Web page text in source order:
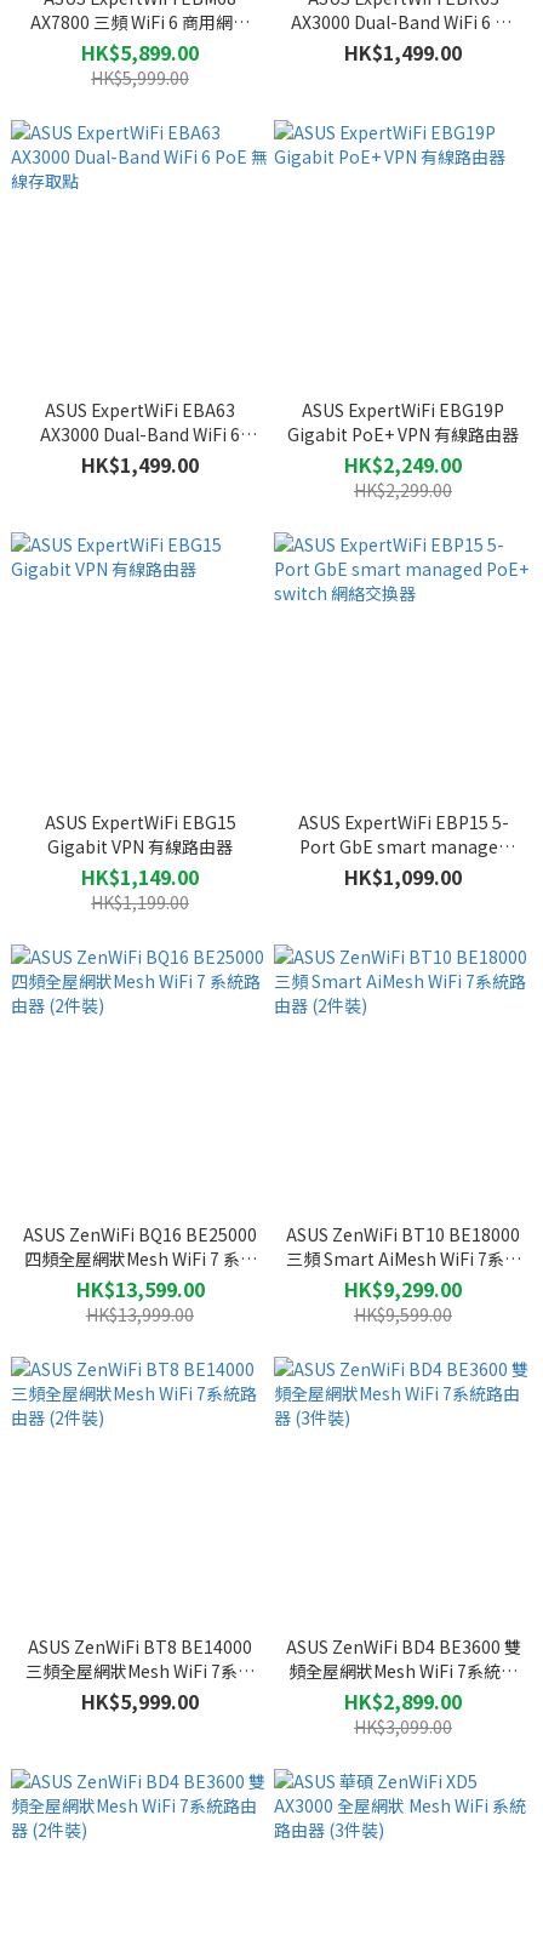
AX7800 三頻 WiFi 6 商用網狀
網路系統路由器 (2件裝)
HK$5,899.00
HK$5,999.00
AX3000 Dual-Band WiFi 6 All
in One Access Point with
Router
HK$1,499.00
ASUS ExpertWiFi EBA63
AX3000 Dual-Band WiFi 6
PoE 無線存取點
HK$1,499.00
ASUS ExpertWiFi EBG19P
Gigabit PoE+ VPN 有線路由器
HK$2,249.00
HK$2,299.00
ASUS ExpertWiFi EBG15
Gigabit VPN 有線路由器
HK$1,149.00
HK$1,199.00
ASUS ExpertWiFi EBP15 5-
Port GbE smart managed
PoE+ switch 網絡交換器
HK$1,099.00
ASUS ZenWiFi BQ16 BE25000
四頻全屋網狀Mesh WiFi 7 系統
路由器 (2件裝)
HK$13,599.00
HK$13,999.00
ASUS ZenWiFi BT10 BE18000
三頻 Smart AiMesh WiFi 7系統
路由器 (2件裝)
HK$9,299.00
HK$9,599.00
ASUS ZenWiFi BT8 BE14000
三頻全屋網狀Mesh WiFi 7系統
路由器 (2件裝)
HK$5,999.00
ASUS ZenWiFi BD4 BE3600 雙
頻全屋網狀Mesh WiFi 7系統路
由器 (3件裝)
HK$2,899.00
HK$3,099.00